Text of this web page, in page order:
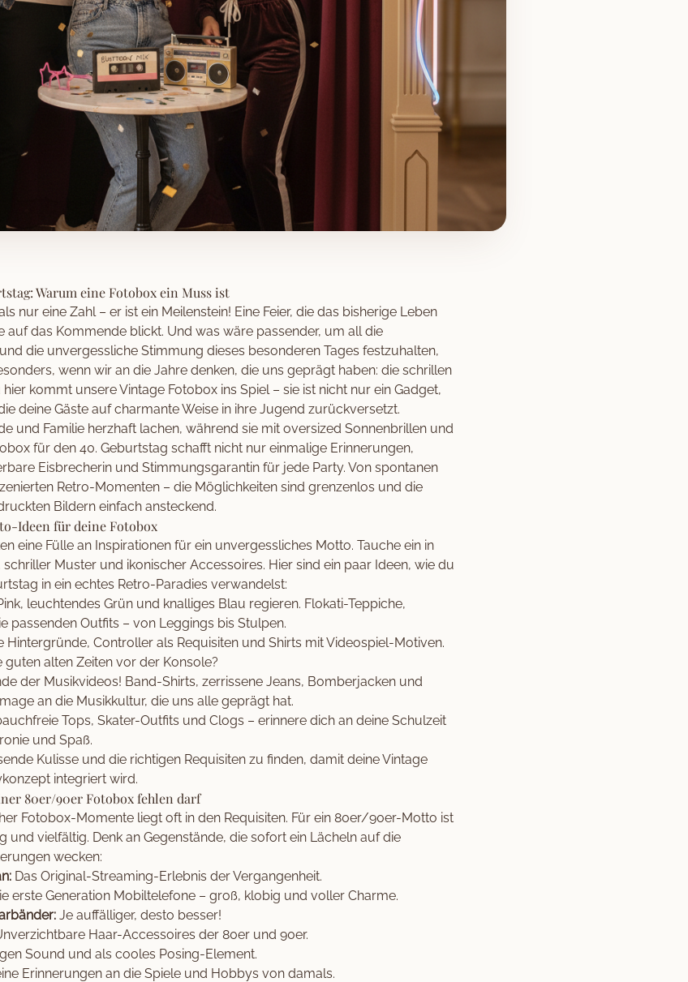
Warum eine Fotobox ein Muss ist
nur eine Zahl – er ist ein Meilenstein! Eine Feier, die das bisherige Leben
das Kommende blickt. Und was wäre passender, um all die
die unvergessliche Stimmung dieses besonderen Tages festzuhalten,
wenn wir an die Jahre denken, die uns geprägt haben: die schrillen
kommt unsere Vintage Fotobox ins Spiel – sie ist nicht nur ein Gadget,
deine Gäste auf charmante Weise in ihre Jugend zurückversetzt.
und Familie herzhaft lachen, während sie mit oversized Sonnenbrillen und
für den 40. Geburtstag schafft nicht nur einmalige Erinnerungen,
Eisbrecherin und Stimmungsgarantin für jede Party. Von spontanen
Retro-Momenten – die Möglichkeiten sind grenzenlos und die
Bildern einfach ansteckend.
Ideen für deine Fotobox
eine Fülle an Inspirationen für ein unvergessliches Motto. Tauche ein in
Muster und ikonischer Accessoires. Hier sind ein paar Ideen, wie du
in ein echtes Retro-Paradies verwandelst:
leuchtendes Grün und knalliges Blau regieren. Flokati-Teppiche,
passenden Outfits – von Leggings bis Stulpen.
Hintergründe, Controller als Requisiten und Shirts mit Videospiel-Motiven.
guten alten Zeiten vor der Konsole?
der Musikvideos! Band-Shirts, zerrissene Jeans, Bomberjacken und
an die Musikkultur, die uns alle geprägt hat.
Tops, Skater-Outfits und Clogs – erinnere dich an deine Schulzeit
und Spaß.
Kulisse und die richtigen Requisiten zu finden, damit deine Vintage
integriert wird.
80er/90er Fotobox fehlen darf
Fotobox-Momente liegt oft in den Requisiten. Für ein 80er/90er-Motto ist
und vielfältig. Denk an Gegenstände, die sofort ein Lächeln auf die
wecken:
Das Original-Streaming-Erlebnis der Vergangenheit.
erste Generation Mobiltelefone – groß, klobig und voller Charme.
Je auffälliger, desto besser!
Haar-Accessoires der 80er und 90er.
Sound und als cooles Posing-Element.
Erinnerungen an die Spiele und Hobbys von damals.